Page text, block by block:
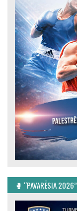
🥊 “PAVARËSIA 2026”